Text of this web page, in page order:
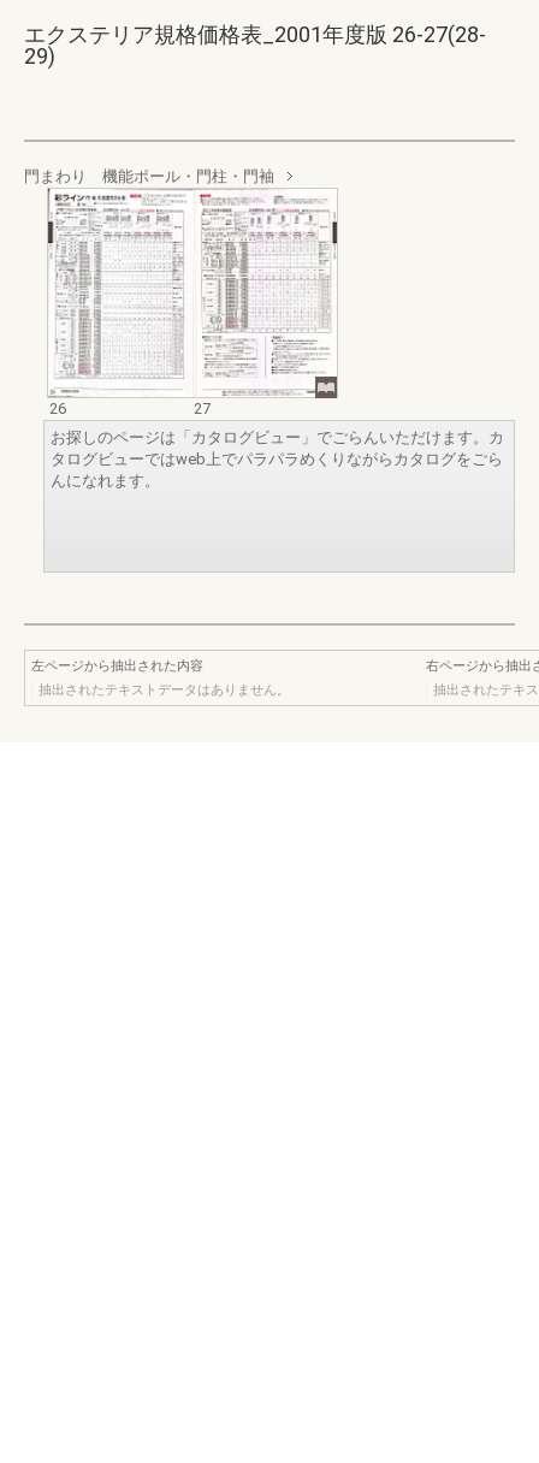
エクステリア規格価格表_2001年度版 26-27(28-
29)
門まわり 機能ポール・門柱・門袖
26
27
お探しのページは「カタログビュー」でごらんいただけます。カ
タログビューではweb上でパラパラめくりながらカタログをごら
んになれます。
左ページから抽出された内容
抽出されたテキストデータはありません。
右ページから抽出
抽出されたテキ